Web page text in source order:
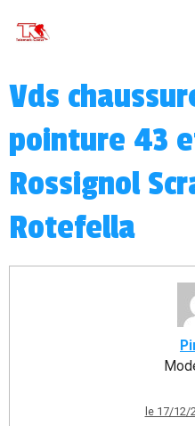
Vds
pointure 43
Rossignol
Rotefella
le 17/12/